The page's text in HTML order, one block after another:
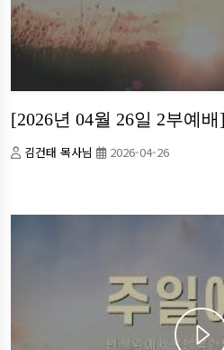
[2026년 04월 26일 2부예배]
김건태 목사님 2026-04-26